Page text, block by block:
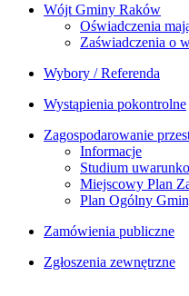
Wójt Gminy Raków
Oświadczenia
Zaświadczenia o
Wybory / Referenda
Wystąpienia pokontrolne
Zagospodarowanie
Informacje
Studium
Miejscowy Plan
Plan Ogólny
Zamówienia publiczne
Zgłoszenia zewnętrzne